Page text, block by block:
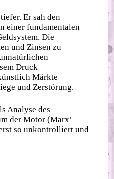
Er sah den
einer fundamentalen
Die
und Zinsen zu
Druck
Märkte
und Zerstörung.
Analyse des
der Motor (Marx’
so unkontrolliert und